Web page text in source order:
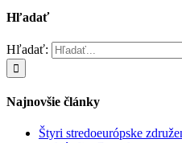
Hľadať
Hľadať:
Najnovšie články
Štyri stredoeurópske